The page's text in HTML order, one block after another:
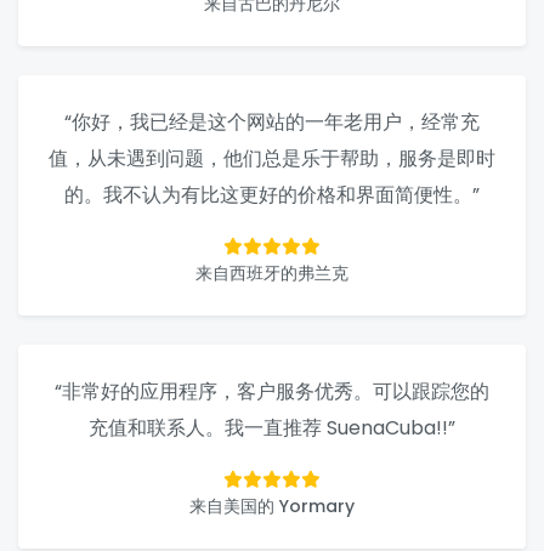
“你好，我已经是这个网站的一年老用户，经常充
值，从未遇到问题，他们总是乐于帮助，服务是即时
的。我不认为有比这更好的价格和界面简便性。”
来自西班牙的弗兰克
“非常好的应用程序，客户服务优秀。可以跟踪您的
充值和联系人。我一直推荐 SuenaCuba!!”
来自美国的 Yormary